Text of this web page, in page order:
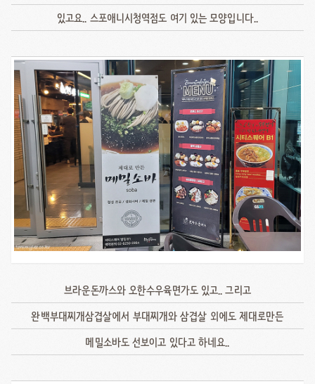
있고요.. 스포애니시청역점도 여기 있는 모양입니다..
브라운돈까스와 오한수우육면가도 있고.. 그리고
완백부대찌개삼겹살에서 부대찌개와 삼겹살 외에도 제대로만든
메밀소바도 선보이고 있다고 하네요..